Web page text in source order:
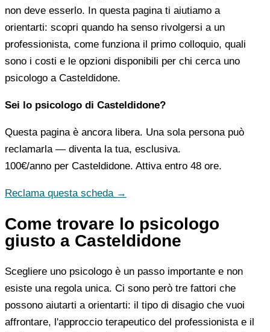
non deve esserlo. In questa pagina ti aiutiamo a
orientarti: scopri quando ha senso rivolgersi a un
professionista, come funziona il primo colloquio, quali
sono i costi e le opzioni disponibili per chi cerca uno
psicologo a Casteldidone.
Sei lo psicologo di Casteldidone?
Questa pagina è ancora libera. Una sola persona può
reclamarla — diventa la tua, esclusiva.
100€/anno per Casteldidone. Attiva entro 48 ore.
Reclama questa scheda →
Come trovare lo psicologo
giusto a Casteldidone
Scegliere uno psicologo è un passo importante e non
esiste una regola unica. Ci sono però tre fattori che
possono aiutarti a orientarti: il tipo di disagio che vuoi
affrontare, l'approccio terapeutico del professionista e il